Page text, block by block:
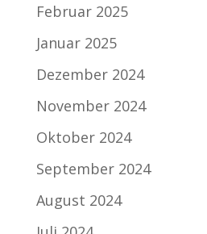
Februar 2025
Januar 2025
Dezember 2024
November 2024
Oktober 2024
September 2024
August 2024